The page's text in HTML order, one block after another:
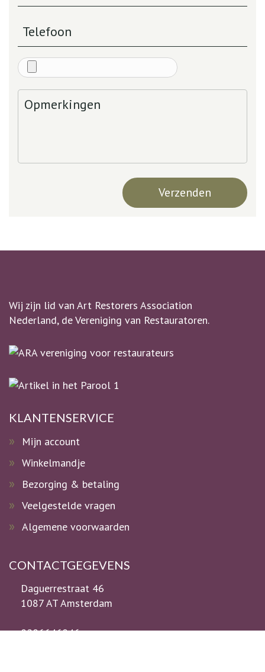
Wij zijn lid van Art Restorers Association
Nederland, de Vereniging van Restauratoren.
KLANTENSERVICE
Mijn account
Winkelmandje
Bezorging & betaling
Veelgestelde vragen
Algemene voorwaarden
CONTACTGEGEVENS
Daguerrestraat 46
1087 AT Amsterdam
0206646046